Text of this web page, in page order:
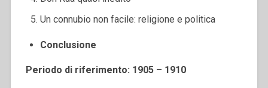
Un connubio non facile: religione e politica
Conclusione
Periodo di riferimento: 1905 – 1910